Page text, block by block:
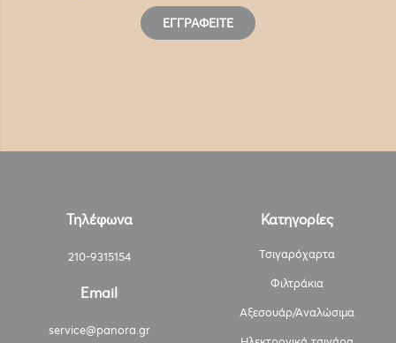
ΕΓΓΡΑΦΕΊΤΕ
Τηλέφωνα
210-9315154
Email
service@panora.gr
Κατηγορίες
Τσιγαρόχαρτα
Φιλτράκια
Αξεσουάρ/Αναλώσιμα